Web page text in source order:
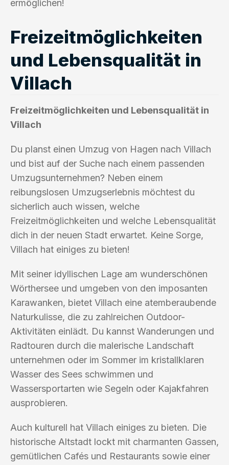
ermöglichen!
Freizeitmöglichkeiten
und Lebensqualität in
Villach
Freizeitmöglichkeiten und Lebensqualität in
Villach
Du planst einen Umzug von Hagen nach Villach
und bist auf der Suche nach einem passenden
Umzugsunternehmen? Neben einem
reibungslosen Umzugserlebnis möchtest du
sicherlich auch wissen, welche
Freizeitmöglichkeiten und welche Lebensqualität
dich in der neuen Stadt erwartet. Keine Sorge,
Villach hat einiges zu bieten!
Mit seiner idyllischen Lage am wunderschönen
Wörthersee und umgeben von den imposanten
Karawanken, bietet Villach eine atemberaubende
Naturkulisse, die zu zahlreichen Outdoor-
Aktivitäten einlädt. Du kannst Wanderungen und
Radtouren durch die malerische Landschaft
unternehmen oder im Sommer im kristallklaren
Wasser des Sees schwimmen und
Wassersportarten wie Segeln oder Kajakfahren
ausprobieren.
Auch kulturell hat Villach einiges zu bieten. Die
historische Altstadt lockt mit charmanten Gassen,
gemütlichen Cafés und Restaurants sowie einer